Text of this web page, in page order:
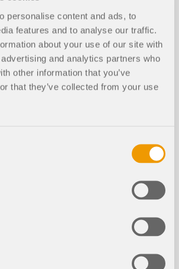
personalise content and ads, to
features and to analyse our traffic.
about your use of our site with
and analytics partners who
other information that you’ve
that they’ve collected from your use
452x 37x
budova
znalostí
nákladů na zá